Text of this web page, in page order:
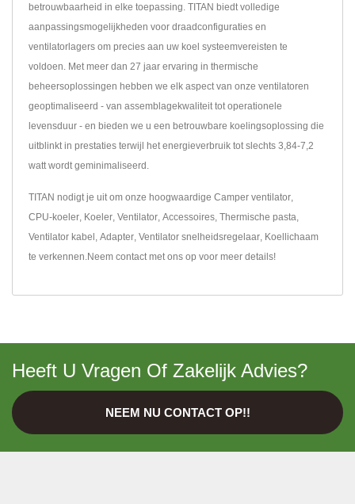
betrouwbaarheid in elke toepassing. TITAN biedt volledige
aanpassingsmogelijkheden voor draadconfiguraties en
ventilatorlagers om precies aan uw koel systeemvereisten te
voldoen. Met meer dan 27 jaar ervaring in thermische
beheersoplossingen hebben we elk aspect van onze ventilatoren
geoptimaliseerd - van assemblagekwaliteit tot operationele
levensduur - en bieden we u een betrouwbare koelingsoplossing die
uitblinkt in prestaties terwijl het energieverbruik tot slechts 3,84-7,2
watt wordt geminimaliseerd.
TITAN nodigt je uit om onze hoogwaardige Camper ventilator
CPU-koeler Koeler Ventilator Accessoires Thermische pasta
Ventilator kabel Adapter Ventilator snelheidsregelaar Koellichaam
te verkennen. Neem contact met ons op voor meer details!
Heeft U Vragen Of Zakelijk Advies?
NEEM NU CONTACT OP!!